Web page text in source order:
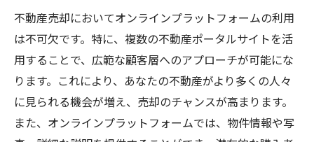
ング
不動産売却の価格設定で避けるべき落とし穴
過剰な期待による価格設定の誤り
市場価値を無視した設定のリスク
感情に左右されない価格設定の必要性
不動産売却においてオンラインプラットフォームの利用
は不可欠です。特に、複数の不動産ポータルサイトを活
用することで、広範な顧客層へのアプローチが可能にな
ります。これにより、あなたの不動産がより多くの人々
に見られる機会が増え、売却のチャンスが高まります。
また、オンラインプラットフォームでは、物件情報や写